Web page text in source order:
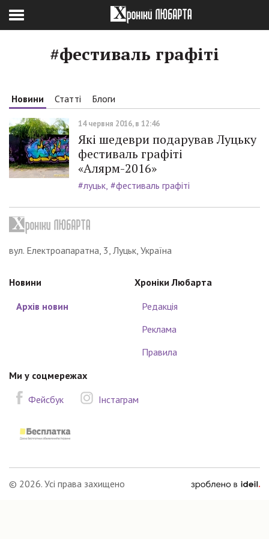
#фестиваль графіті
Новини Статті Блоги
14 червня 2016, в 12:46
Які шедеври подарував Луцьку
фестиваль графіті
«Алярм-2016»
#луцьк #фестиваль графіті
вул. Електроапаратна, 3, Луцьк, Україна
Новини
Архів новин
Хроніки Любарта
Редакція
Реклама
Правила
Ми у соцмережах
Фейсбук
Інстаграм
© 2026. Усі права захищено
зроблено